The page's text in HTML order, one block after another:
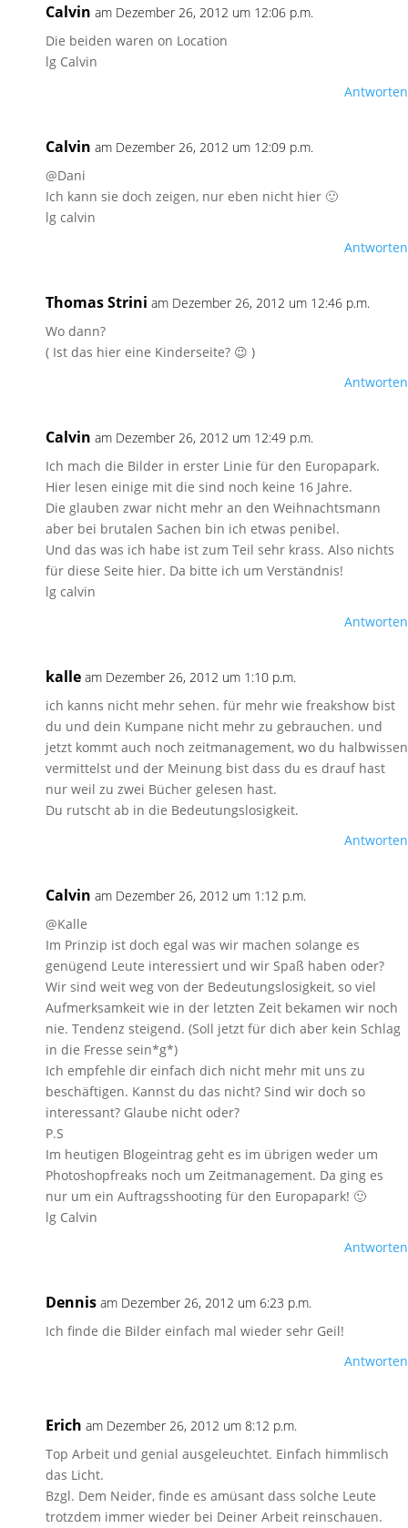
Calvin am Dezember 26, 2012 um 12:06 p.m.
Die beiden waren on Location
lg Calvin
Antworten
Calvin am Dezember 26, 2012 um 12:09 p.m.
@Dani
Ich kann sie doch zeigen, nur eben nicht hier 🙂
lg calvin
Antworten
Thomas Strini am Dezember 26, 2012 um 12:46 p.m.
Wo dann?
( Ist das hier eine Kinderseite? 😉 )
Antworten
Calvin am Dezember 26, 2012 um 12:49 p.m.
Ich mach die Bilder in erster Linie für den Europapark.
Hier lesen einige mit die sind noch keine 16 Jahre.
Die glauben zwar nicht mehr an den Weihnachtsmann
aber bei brutalen Sachen bin ich etwas penibel.
Und das was ich habe ist zum Teil sehr krass. Also nichts
für diese Seite hier. Da bitte ich um Verständnis!
lg calvin
Antworten
kalle am Dezember 26, 2012 um 1:10 p.m.
ich kanns nicht mehr sehen. für mehr wie freakshow bist
du und dein Kumpane nicht mehr zu gebrauchen. und
jetzt kommt auch noch zeitmanagement, wo du halbwissen
vermittelst und der Meinung bist dass du es drauf hast
nur weil zu zwei Bücher gelesen hast.
Du rutscht ab in die Bedeutungslosigkeit.
Antworten
Calvin am Dezember 26, 2012 um 1:12 p.m.
@Kalle
Im Prinzip ist doch egal was wir machen solange es
genügend Leute interessiert und wir Spaß haben oder?
Wir sind weit weg von der Bedeutungslosigkeit, so viel
Aufmerksamkeit wie in der letzten Zeit bekamen wir noch
nie. Tendenz steigend. (Soll jetzt für dich aber kein Schlag
in die Fresse sein*g*)
Ich empfehle dir einfach dich nicht mehr mit uns zu
beschäftigen. Kannst du das nicht? Sind wir doch so
interessant? Glaube nicht oder?
P.S
Im heutigen Blogeintrag geht es im übrigen weder um
Photoshopfreaks noch um Zeitmanagement. Da ging es
nur um ein Auftragsshooting für den Europapark! 🙂
lg Calvin
Antworten
Dennis am Dezember 26, 2012 um 6:23 p.m.
Ich finde die Bilder einfach mal wieder sehr Geil!
Antworten
Erich am Dezember 26, 2012 um 8:12 p.m.
Top Arbeit und genial ausgeleuchtet. Einfach himmlisch
das Licht.
Bzgl. Dem Neider, finde es amüsant dass solche Leute
trotzdem immer wieder bei Deiner Arbeit reinschauen.